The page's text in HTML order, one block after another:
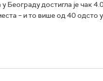
Београду достигла је чак
– и то више од 40 одсто